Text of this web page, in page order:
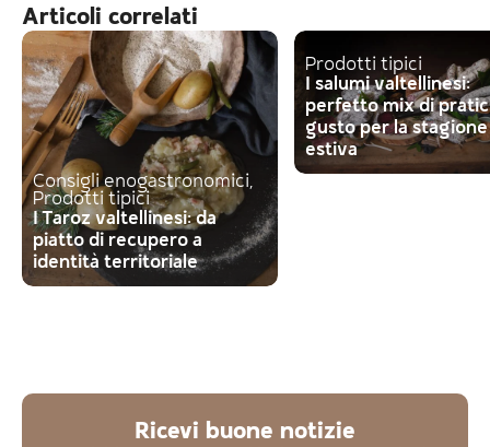
Articoli correlati
Consigli enogastronomici,
Prodotti tipici
I Taroz valtellinesi: da
piatto di recupero a
identità territoriale
Prodotti tipici
I salumi valtellinesi:
perfetto mix di
gusto per la stagione
estiva
Ricevi buone notizie